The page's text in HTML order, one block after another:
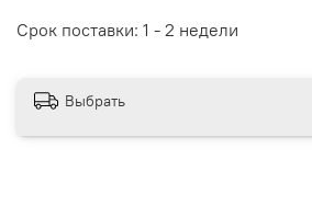
Срок поставки: 1 - 2 недели
Выбрать